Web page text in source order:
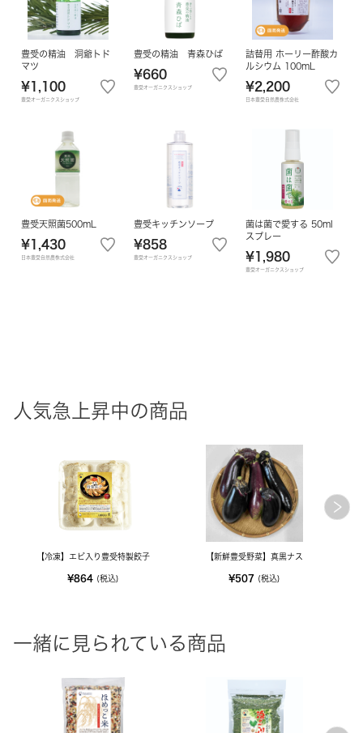
豊受の精油 洞爺トド
マツ
¥1,100
豊受オーガニクスショップ
豊受の精油 青森ひば
¥660
豊受オーガニクスショップ
詰替用 ホーリー酢酸カ
ルシウム 100mL
¥2,200
日本豊受自然農株式会社
豊受天照菌500mL
¥1,430
日本豊受自然農株式会社
豊受キッチンソープ
¥858
豊受オーガニクスショップ
菌は菌で愛する 50ml
スプレー
¥1,980
豊受オーガニクスショップ
人気急上昇中の商品
【冷凍】エビ入り豊受特製餃子
¥864 (税込)
【新鮮豊受野菜】真黒ナス
¥507 (税込)
一緒に見られている商品